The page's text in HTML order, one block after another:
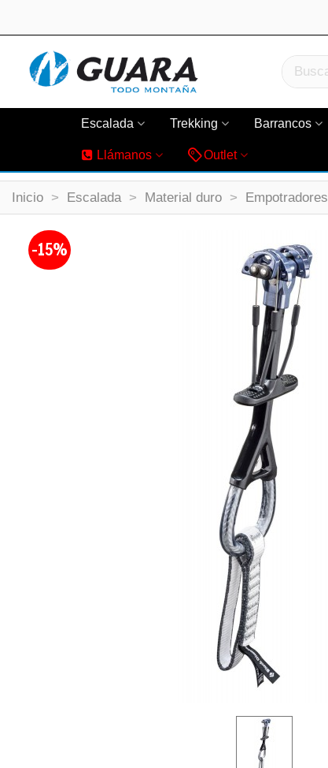
Escalada Trekking Barrancos
Llámanos Outlet
Inicio > Escalada > Material duro > Empotradores
-15%